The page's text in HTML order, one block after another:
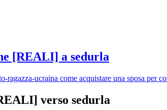
[REALI] a sedurla
ragazza-ucraina come acquistare una sposa per
verso sedurla